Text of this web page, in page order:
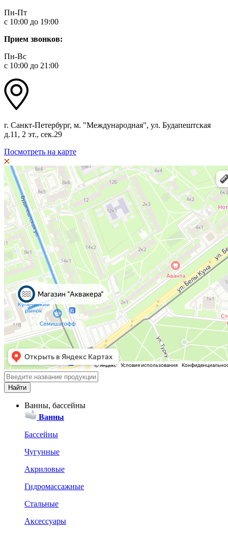
Пн-Пт
с 10:00 до 19:00
Прием звонков:
Пн-Вс
с 10:00 до 21:00
г. Санкт-Петербург, м. "Международная", ул. Будапештская
д.11, 2 эт., сек.29
Посмотреть на карте
Ванны, бассейны
Ванны
Бассейны
Чугунные
Акриловые
Гидромассажные
Стальные
Аксессуары